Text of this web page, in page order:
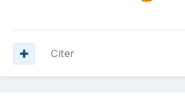
Citer